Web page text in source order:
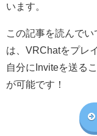
います。
この記事を読んで
は、VRChatをプレ
自分に Inviteを送る
が可能です！